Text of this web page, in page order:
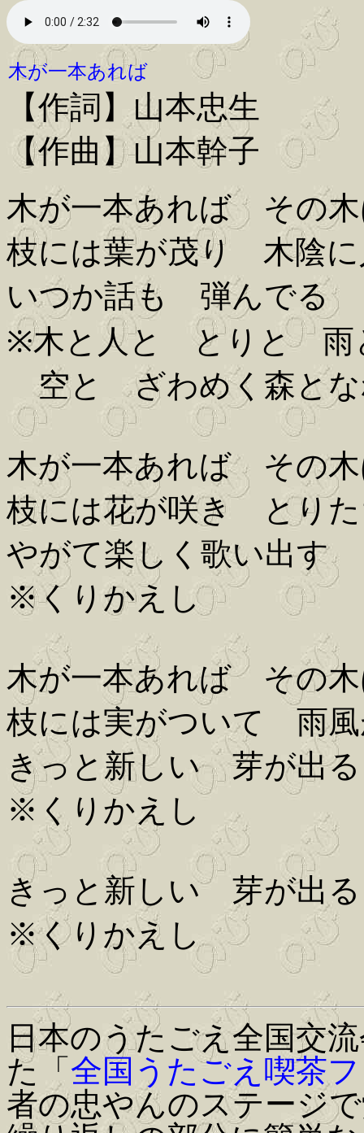
木が一本あれば
【作詞】山本忠生
【作曲】山本幹子
木が一本あれば その木
枝には葉が茂り 木陰に
いつか話も 弾んでる
※木と人と とりと 雨
空と ざわめく森と
木が一本あれば その木
枝には花が咲き とり
やがて楽しく歌い出す
※くりかえし
木が一本あれば その木
枝には実がついて 雨風
きっと新しい 芽が出
※くりかえし
きっと新しい 芽が出
※くりかえし
日本のうたごえ全国交
た「 全国うたごえ喫茶
者の忠やんのステージ